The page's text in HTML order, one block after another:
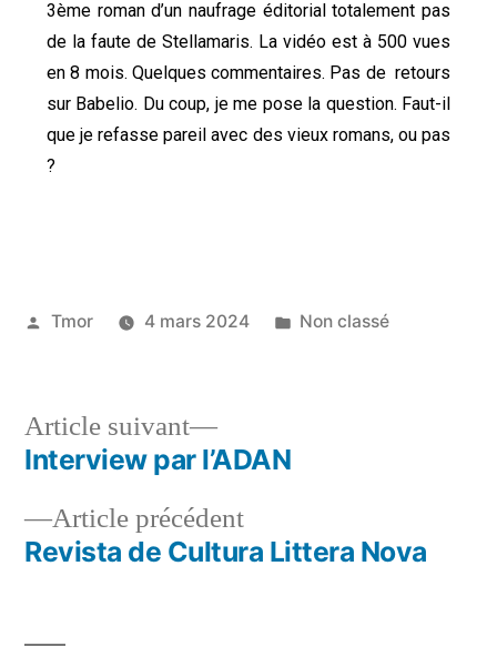
3ème roman d’un naufrage éditorial totalement pas
de la faute de Stellamaris. La vidéo est à 500 vues
en 8 mois. Quelques commentaires. Pas de retours
sur Babelio. Du coup, je me pose la question. Faut-il
que je refasse pareil avec des vieux romans, ou pas
?
Tmor 4 mars 2024 Non classé
Article précédent
Revista de Cultura Littera Nova
Article suivant
Interview par l’ADAN